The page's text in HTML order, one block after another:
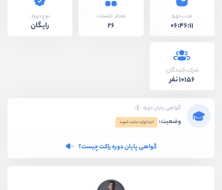
مدت دوره
06:46:11
تعداد جلسات:
26
نوع دوره:
رایگان
شرکت‌کنندگان:
10156 نفر
گواهی پایان دوره
وضعیت: ابتدا وارد سایت شوید
گواهی پایان دوره راکت چیست؟